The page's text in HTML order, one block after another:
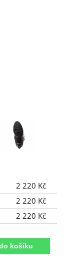
2 220 Kč
2 220 Kč
2 220 Kč